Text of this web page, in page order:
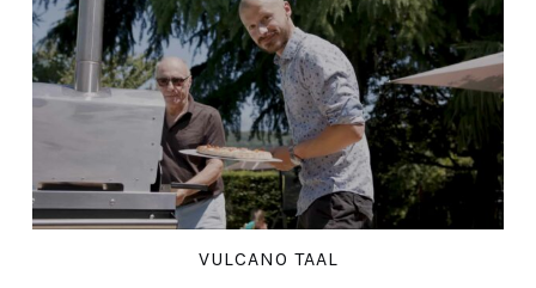
VULCANO TAAL